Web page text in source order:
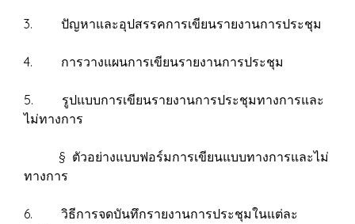
3. ปัญหาและอุปสรรคการเขียนรายงานการประชุม
4. การวางแผนการเขียนรายงานการประชุม
5. รูปแบบการเขียนรายงานการประชุมทางการและ
ไม่ทางการ
§ ตัวอย่างแบบฟอร์มการเขียนแบบทางการและไม่
ทางการ
6. วิธีการจดบันทึกรายงานการประชุมในแต่ละ